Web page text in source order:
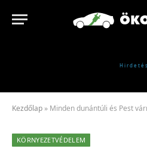
Kezdőlap » Minden dunántúli és Pest vármegyei
KÖRNYEZETVÉDELEM